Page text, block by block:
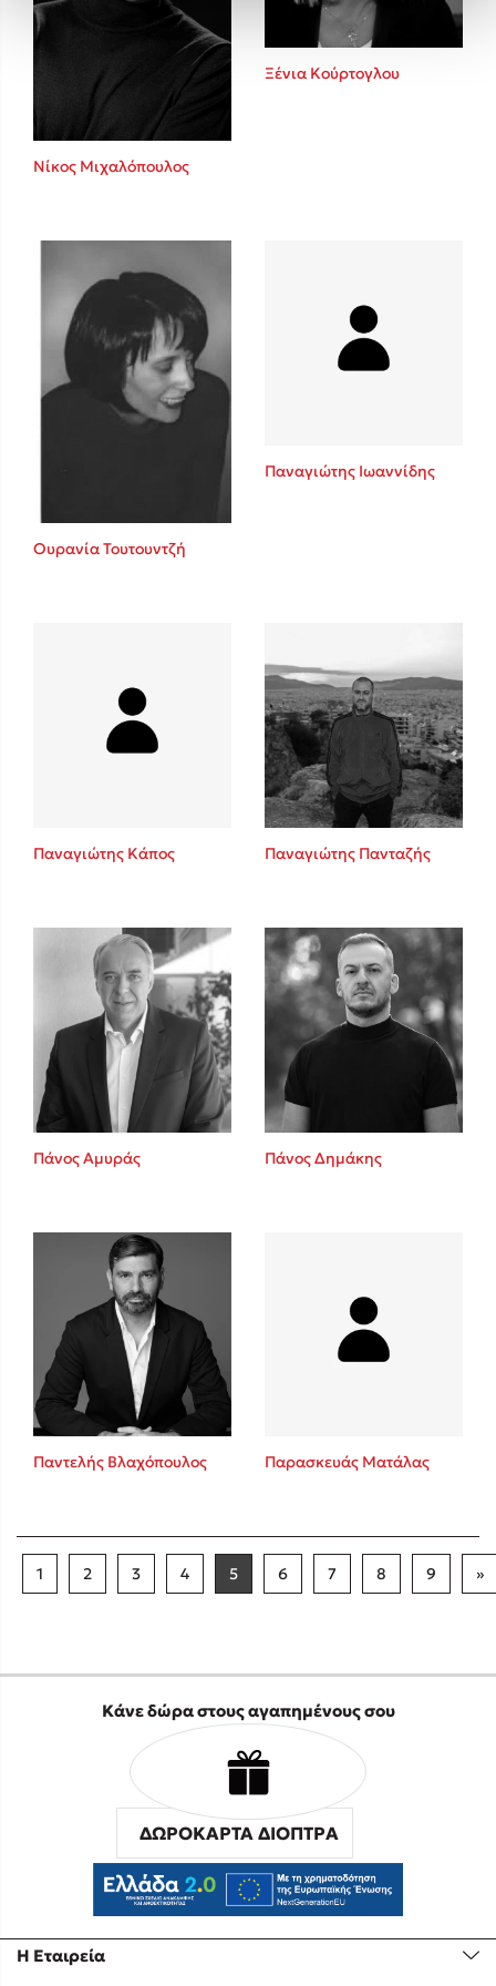
Νίκος Μιχαλόπουλος
Ξένια Κούρτογλου
Ουρανία Τουτουντζή
Παναγιώτης Ιωαννίδης
Παναγιώτης Κάπος Παναγιώτης Πανταζής
Πάνος Αμυράς Πάνος Δημάκης
Παντελής Βλαχόπουλος Παρασκευάς Ματάλας
1 2 3 4 5 6 7 8 9 »
Η Εταιρεία
Κάνε δώρα στους αγαπημένους σου
ΔΩΡΟΚΑΡΤΑ ΔΙΟΠΤΡΑ